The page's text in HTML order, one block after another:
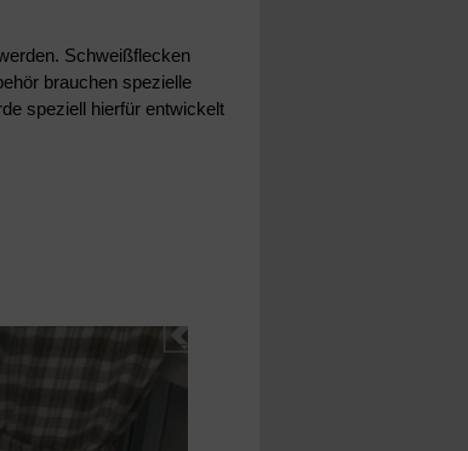
Schweißflecken
brauchen spezielle
speziell hierfür entwickelt